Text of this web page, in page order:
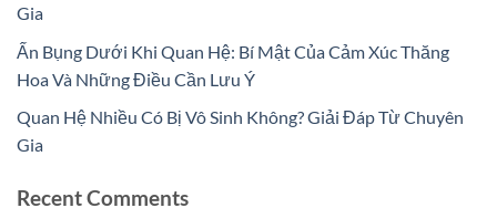
Gia
Ấn Bụng Dưới Khi Quan Hệ: Bí Mật Của Cảm Xúc Thăng
Hoa Và Những Điều Cần Lưu Ý
Quan Hệ Nhiều Có Bị Vô Sinh Không? Giải Đáp Từ Chuyên
Gia
Recent Comments